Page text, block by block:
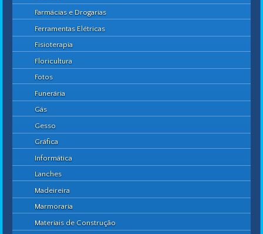
Farmácias e Drogarias
Ferramentas Elétricas
Fisioterapia
Floricultura
Fotos
Funerária
Gás
Gesso
Gráfica
Informática
Lanches
Madeireira
Marmoraria
Materiais de Construção